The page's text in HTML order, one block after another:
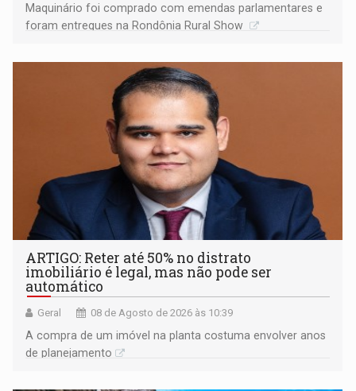
Maquinário foi comprado com emendas parlamentares e
foram entregues na Rondônia Rural Show
ARTIGO: Reter até 50% no distrato
imobiliário é legal, mas não pode ser
automático
Geral 08 de Agosto de 2026 às 10:39
A compra de um imóvel na planta costuma envolver anos
de planejamento